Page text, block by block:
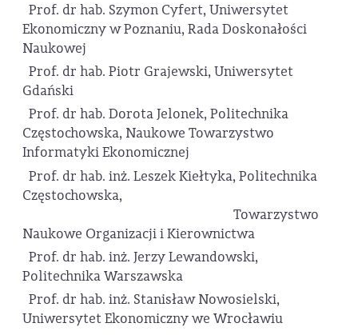
Prof. dr hab. Szymon Cyfert, Uniwersytet
Ekonomiczny w Poznaniu, Rada Doskonałości
Naukowej
Prof. dr hab. Piotr Grajewski, Uniwersytet
Gdański
Prof. dr hab. Dorota Jelonek, Politechnika
Częstochowska, Naukowe Towarzystwo
Informatyki Ekonomicznej
Prof. dr hab. inż. Leszek Kiełtyka, Politechnika
Częstochowska,
Towarzystwo
Naukowe Organizacji i Kierownictwa
Prof. dr hab. inż. Jerzy Lewandowski,
Politechnika Warszawska
Prof. dr hab. inż. Stanisław Nowosielski,
Uniwersytet Ekonomiczny we Wrocławiu